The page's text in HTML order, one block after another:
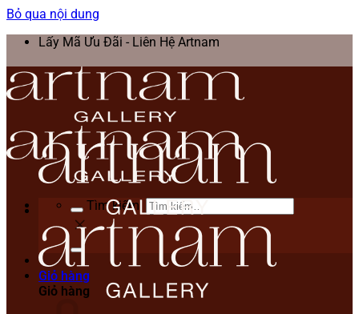
Bỏ qua nội dung
Lấy Mã Ưu Đãi - Liên Hệ Artnam
Tìm kiếm:
Giỏ hàng
Giỏ hàng